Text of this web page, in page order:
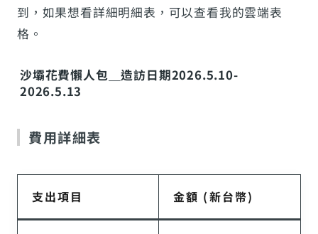
到，如果想看詳細明細表，可以查看我的雲端表
格。
沙壩花費懶人包＿造訪日期2026.5.10-
2026.5.13
費用詳細表
支出項目 金額 (新台幣)